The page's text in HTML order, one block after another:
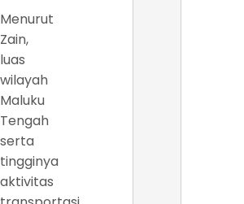
Menurut
Zain,
luas
wilayah
Maluku
Tengah
serta
tingginya
aktivitas